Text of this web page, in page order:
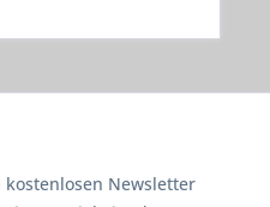
Newsletter